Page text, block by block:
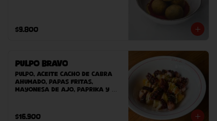
$9.800
Pulpo Bravo
Pulpo, aceite cacho de cabra
ahumado, papas fritas,
mayonesa de ajo, paprika y
$16.900